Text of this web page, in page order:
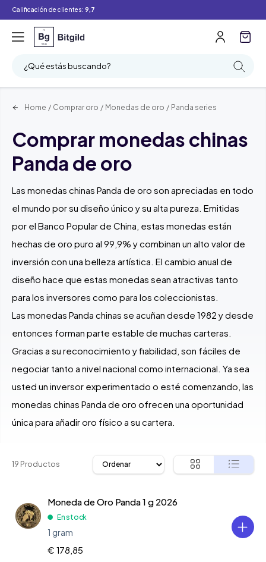
Calificación de clientes: 9,7
¿Qué estás buscando?
Filtro
Home / Comprar oro / Monedas de oro / Panda series
Comprar monedas chinas
Panda de oro
Las monedas chinas Panda de oro son apreciadas en todo
el mundo por su diseño único y su alta pureza. Emitidas
por el Banco Popular de China, estas monedas están
hechas de oro puro al 99,9% y combinan un alto valor de
inversión con una belleza artística. El cambio anual de
diseño hace que estas monedas sean atractivas tanto
para los inversores como para los coleccionistas.
Las monedas Panda chinas se acuñan desde 1982 y desde
entonces forman parte estable de muchas carteras.
Gracias a su reconocimiento y fiabilidad, son fáciles de
negociar tanto a nivel nacional como internacional. Ya sea
usted un inversor experimentado o esté comenzando, las
monedas chinas Panda de oro ofrecen una oportunidad
única para añadir oro físico a su cartera.
19 Productos
Moneda de Oro Panda 1 g 2026
En stock
1 gram
€ 178,85